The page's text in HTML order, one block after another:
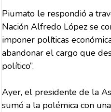
Piumato le respondió a
Nación Alfredo López se
imponer políticas
abandonar el cargo que
político”.
Ayer, el presidente de la
sumó a la polémica con